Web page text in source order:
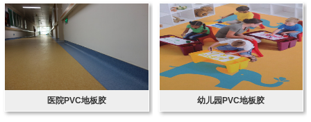
医院PVC地板胶 幼儿园PVC地板胶